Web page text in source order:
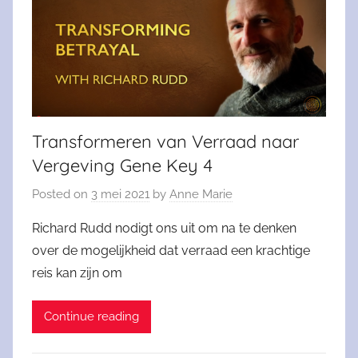
Transformeren van Verraad naar
Vergeving Gene Key 4
Posted on 3 mei 2021 by Anne Marie
Richard Rudd nodigt ons uit om na te denken
over de mogelijkheid dat verraad een krachtige
reis kan zijn om
Continue reading